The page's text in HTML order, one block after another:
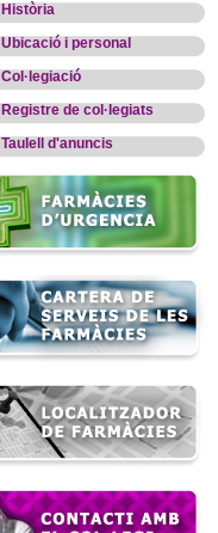
Història
Ubicació i personal
Col·legiació
Registre de col·legiats
Taulell d'anuncis